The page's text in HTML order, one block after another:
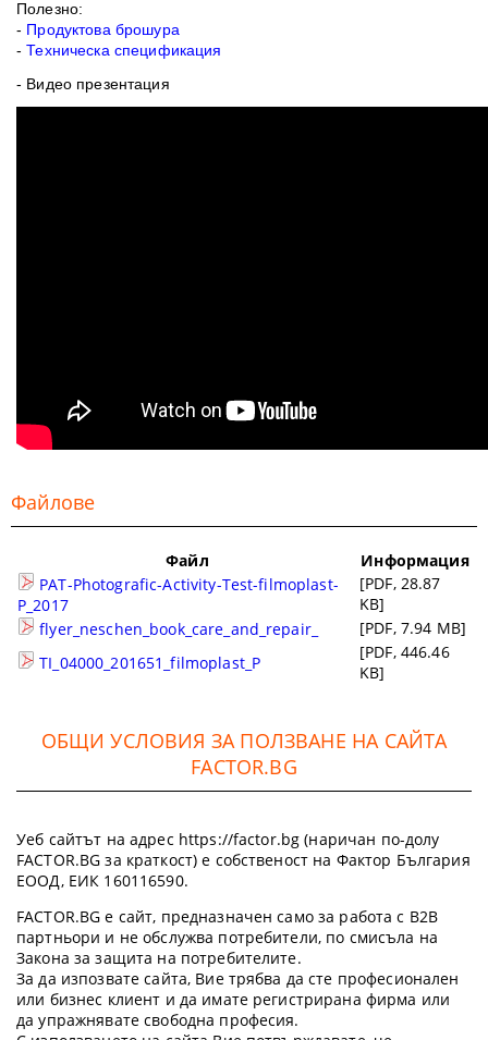
Полезно:
- Продуктова брошура
-Техническа спецификация
- Видео презентация
Файлове
Файл
Информация
PAT-Photografic-Activity-Test-filmoplast-
P_2017
[PDF, 28.87
KB]
flyer_neschen_book_care_and_repair_
[PDF, 7.94 MB]
TI_04000_201651_filmoplast_P
[PDF, 446.46
KB]
ОБЩИ УСЛОВИЯ ЗА ПОЛЗВАНЕ НА САЙТА
FACTOR.BG
Уеб сайтът на адрес https://factor.bg (наричан по-долу
FACTOR.BG за краткост) е собственост на Фактор България
ЕООД, ЕИК 160116590.
FACTOR.BG е сайт, предназначен само за работа с B2B
партньори и не обслужва потребители, по смисъла на
Закона за защита на потребителите.
За да изпозвате сайта, Вие трябва да сте професионален
или бизнес клиент и да имате регистрирана фирма или
да упражнявате свободна професия.